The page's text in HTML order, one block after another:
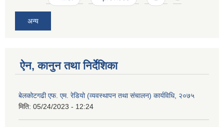
अन्य
ऐन, कानुन तथा निर्देशिका
बेलकोटगढी एफ. एम. रेडियो (व्यवस्थापन तथा संचालन) कार्यविधि, २०७५
मिति: 05/24/2023 - 12:24